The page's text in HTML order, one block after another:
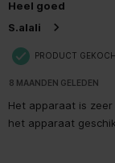
Heel goed
S.alali
PRODUCT
8 MAANDEN GELEDEN
Het apparaat is
het apparaat